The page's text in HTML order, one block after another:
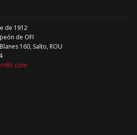
de 1912
de OFI
160, Salto, ROU